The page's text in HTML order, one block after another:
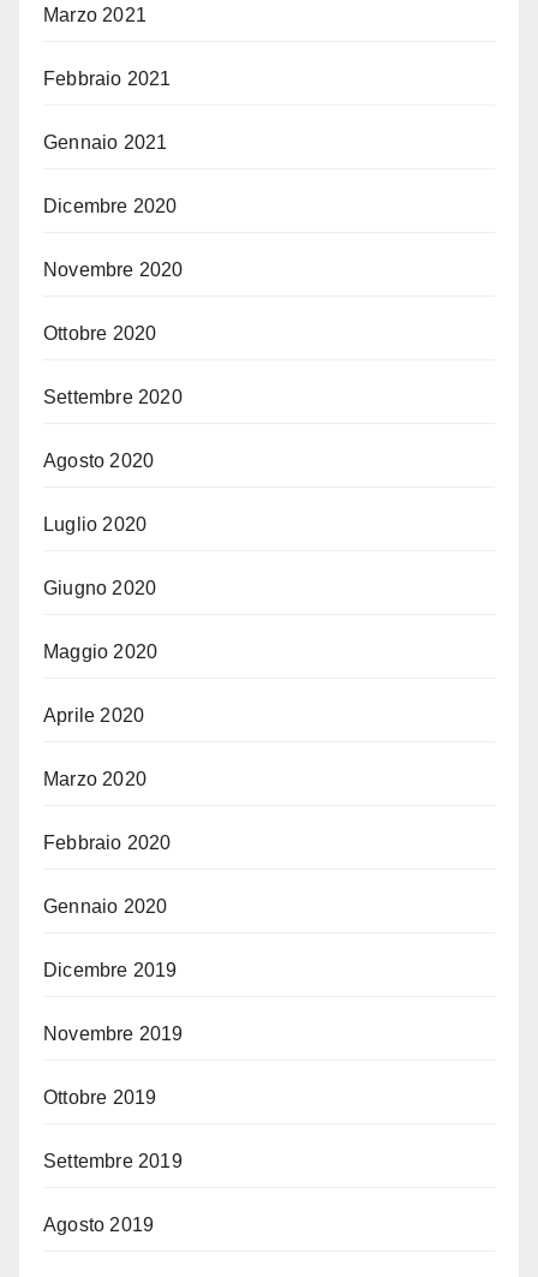
Marzo 2021
Febbraio 2021
Gennaio 2021
Dicembre 2020
Novembre 2020
Ottobre 2020
Settembre 2020
Agosto 2020
Luglio 2020
Giugno 2020
Maggio 2020
Aprile 2020
Marzo 2020
Febbraio 2020
Gennaio 2020
Dicembre 2019
Novembre 2019
Ottobre 2019
Settembre 2019
Agosto 2019